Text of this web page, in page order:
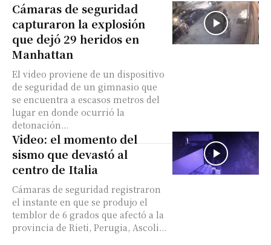
Cámaras de seguridad
capturaron la explosión
que dejó 29 heridos en
Manhattan
El video proviene de un dispositivo
de seguridad de un gimnasio que
se encuentra a escasos metros del
lugar en donde ocurrió la
detonación...
Video: el momento del
sismo que devastó al
centro de Italia
Cámaras de seguridad registraron
el instante en que se produjo el
temblor de 6 grados que afectó a la
provincia de Rieti, Perugia, Ascoli...